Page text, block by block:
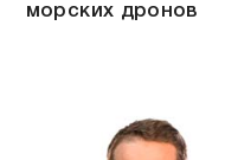
морских дронов